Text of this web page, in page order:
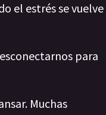
el estrés se vuelve
para
Muchas